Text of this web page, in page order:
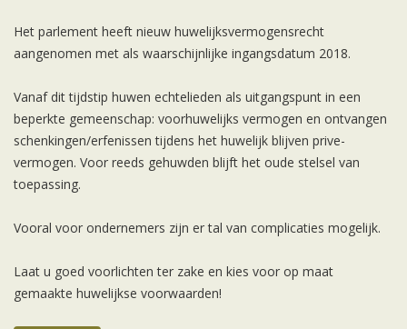
Het parlement heeft nieuw huwelijksvermogensrecht
aangenomen met als waarschijnlijke ingangsdatum 2018.
Vanaf dit tijdstip huwen echtelieden als uitgangspunt in een
beperkte gemeenschap: voorhuwelijks vermogen en ontvangen
schenkingen/erfenissen tijdens het huwelijk blijven prive-
vermogen. Voor reeds gehuwden blijft het oude stelsel van
toepassing.
Vooral voor ondernemers zijn er tal van complicaties mogelijk.
Laat u goed voorlichten ter zake en kies voor op maat
gemaakte huwelijkse voorwaarden!